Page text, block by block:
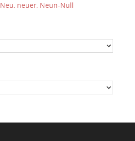
Neu, neuer, Neun-Null